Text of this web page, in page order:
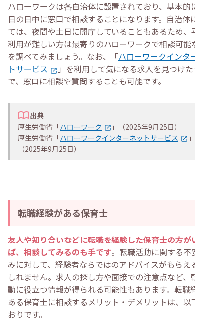
ハローワークは各自治体に設置されており、基本的には平
日の日中に窓口で相談することになります。自治体によっ
ては、夜間や土日に開庁していることもあるため、平日の
利用が難しい方は最寄りのハローワークで相談可能な時間
を調べてみましょう。なお、「ハローワークインターネッ
トサービス
」を利用して気になる求人を見つけたうえ
で、窓口に相談や質問することも可能です。
出典
厚生労働省「ハローワーク
」（2025年9月25日）
厚生労働省「ハローワークインターネットサービス
」
（2025年9月25日）
転職経験がある保育士
友人や知り合いなどに転職を経験した保育士の方がいれ
ば、相談してみるのも手です。転職活動に関する不安や悩
みに対して、経験者ならではのアドバイスがもらえるかも
しれません。求人の探し方や面接での注意点など、転職活
動に役立つ情報が得られる可能性もあります。転職経験が
ある保育士に相談するメリット・デメリットは、以下のと
おりです。